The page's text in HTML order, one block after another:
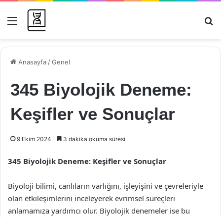
Menü
Anasayfa /Genel
345 Biyolojik Deneme:
Keşifler ve Sonuçlar
9 Ekim 2024 3 dakika okuma süresi
345 Biyolojik Deneme: Keşifler ve Sonuçlar
Biyoloji bilimi, canlıların varlığını, işleyişini ve çevreleriyle
olan etkileşimlerini inceleyerek evrimsel süreçleri
anlamamıza yardımcı olur. Biyolojik denemeler ise bu